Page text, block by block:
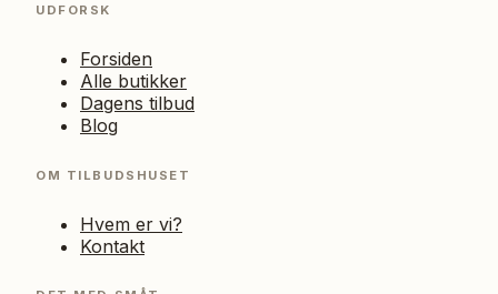
UDFORSK
Forsiden
Alle butikker
Dagens tilbud
Blog
OM TILBUDSHUSET
Hvem er vi?
Kontakt